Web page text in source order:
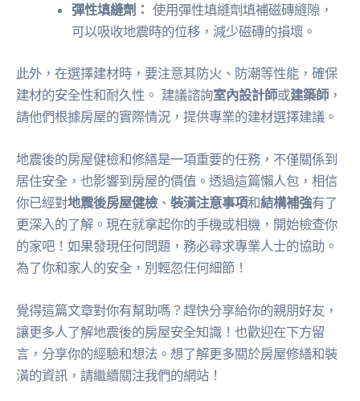
彈性填縫劑： 使用彈性填縫劑填補磁磚縫隙，
可以吸收地震時的位移，減少磁磚的損壞。
此外，在選擇建材時，要注意其防火、防潮等性能，確保
建材的安全性和耐久性。 建議諮詢室內設計師或建築師，
請他們根據房屋的實際情況，提供專業的建材選擇建議。
地震後的房屋健檢和修繕是一項重要的任務，不僅關係到
居住安全，也影響到房屋的價值。透過這篇懶人包，相信
你已經對地震後房屋健檢、 裝潢注意事項和結構補強有了
更深入的了解。現在就拿起你的手機或相機，開始檢查你
的家吧！如果發現任何問題，務必尋求專業人士的協助。
為了你和家人的安全，別輕忽任何細節！
覺得這篇文章對你有幫助嗎？趕快分享給你的親朋好友，
讓更多人了解地震後的房屋安全知識！也歡迎在下方留
言，分享你的經驗和想法。想了解更多關於房屋修繕和裝
潢的資訊，請繼續關注我們的網站！